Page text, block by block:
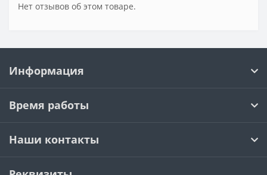
Нет отзывов об этом товаре.
Информация
Время работы
Наши контакты